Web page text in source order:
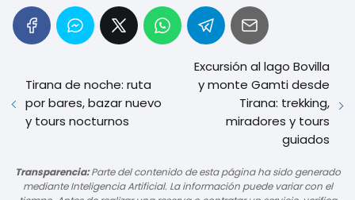
Tirana de noche: ruta
por bares, bazar nuevo
y tours nocturnos
Excursión al lago Bovilla
y monte Gamti desde
Tirana: trekking,
miradores y tours
guiados
Transparencia:Parte del contenido de esta página ha sido generado
mediante Inteligencia Artificial. La información puede variar con el